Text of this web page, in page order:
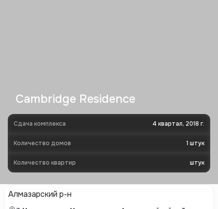
Cambridge Residence
Сдача комплекса 4 квартал, 2018 г.
Количество домов 1 штук
Количество квартир штук
Алмазарский р-н